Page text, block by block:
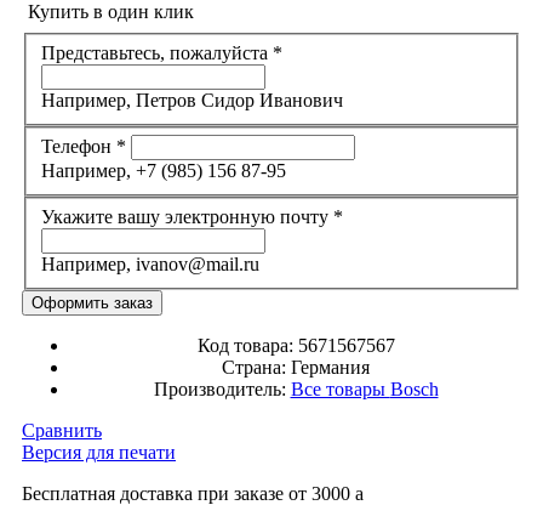
Купить в один клик
Представьтесь, пожалуйста *
Например, Петров Сидор Иванович
Телефон *
Например, +7 (985) 156 87-95
Укажите вашу электронную почту *
Например, ivanov@mail.ru
Код товара: 5671567567
Страна: Германия
Производитель: Все товары Bosch
Сравнить
Версия для печати
Бесплатная доставка при заказе от 3000 a